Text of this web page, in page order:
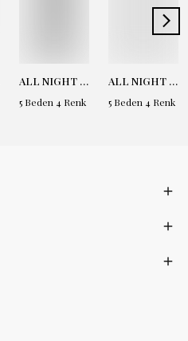
ALL NIGHT LONG - Bej
5 Beden 4 Renk
ALL NIGHT LONG - Beyaz
5 Beden 4 Renk